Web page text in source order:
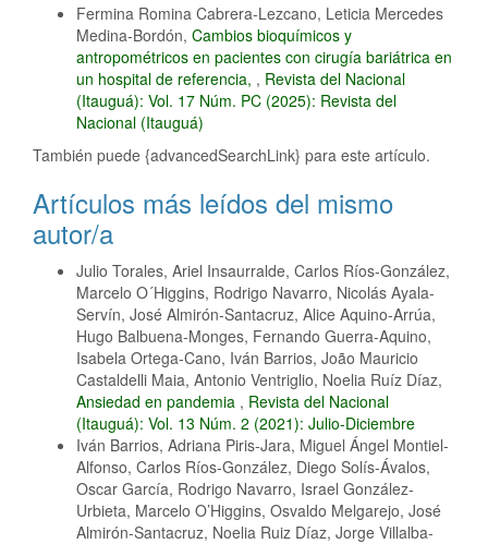
Fermina Romina Cabrera-Lezcano, Leticia Mercedes
Medina-Bordón, Cambios bioquímicos y
antropométricos en pacientes con cirugía bariátrica en
un hospital de referencia, , Revista del Nacional
(Itauguá): Vol. 17 Núm. PC (2025): Revista del
Nacional (Itauguá)
También puede {advancedSearchLink} para este artículo.
Artículos más leídos del mismo
autor/a
Julio Torales, Ariel Insaurralde, Carlos Ríos-González,
Marcelo O´Higgins, Rodrigo Navarro, Nicolás Ayala-
Servín, José Almirón-Santacruz, Alice Aquino-Arrúa,
Hugo Balbuena-Monges, Fernando Guerra-Aquino,
Isabela Ortega-Cano, Iván Barrios, João Mauricio
Castaldelli Maia, Antonio Ventriglio, Noelia Ruíz Díaz,
Ansiedad en pandemia , Revista del Nacional
(Itauguá): Vol. 13 Núm. 2 (2021): Julio-Diciembre
Iván Barrios, Adriana Piris-Jara, Miguel Ángel Montiel-
Alfonso, Carlos Ríos-González, Diego Solís-Ávalos,
Oscar García, Rodrigo Navarro, Israel González-
Urbieta, Marcelo O’Higgins, Osvaldo Melgarejo, José
Almirón-Santacruz, Noelia Ruiz Díaz, Jorge Villalba-